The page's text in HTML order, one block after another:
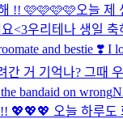
!! 🩷🩷🩷🩷오늘 제
<3우리테나 생일
and bestie ❣️ I
거 기억나? 그때
bandaid on wrong
💖💖💖 오늘 하루도